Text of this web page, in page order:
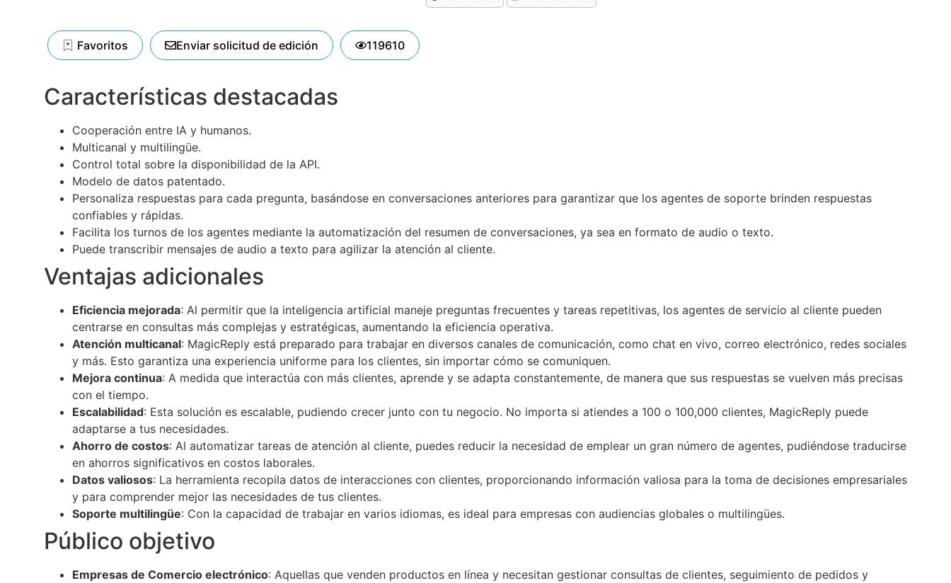
Favoritos Enviar solicitud de edición 119610
Características destacadas
Cooperación entre IA y humanos.
Multicanal y multilingüe.
Control total sobre la disponibilidad de la API.
Modelo de datos patentado.
Personaliza respuestas para cada pregunta, basándose en conversaciones anteriores para garantizar que los agentes de soporte brinden respuestas
confiables y rápidas.
Facilita los turnos de los agentes mediante la automatización del resumen de conversaciones, ya sea en formato de audio o texto.
Puede transcribir mensajes de audio a texto para agilizar la atención al cliente.
Ventajas adicionales
Eficiencia mejorada: Al permitir que la inteligencia artificial maneje preguntas frecuentes y tareas repetitivas, los agentes de servicio al cliente pueden
centrarse en consultas más complejas y estratégicas, aumentando la eficiencia operativa.
Atención multicanal: MagicReply está preparado para trabajar en diversos canales de comunicación, como chat en vivo, correo electrónico, redes sociales
y más. Esto garantiza una experiencia uniforme para los clientes, sin importar cómo se comuniquen.
Mejora continua: A medida que interactúa con más clientes, aprende y se adapta constantemente, de manera que sus respuestas se vuelven más precisas
con el tiempo.
Escalabilidad: Esta solución es escalable, pudiendo crecer junto con tu negocio. No importa si atiendes a 100 o 100,000 clientes, MagicReply puede
adaptarse a tus necesidades.
Ahorro de costos: Al automatizar tareas de atención al cliente, puedes reducir la necesidad de emplear un gran número de agentes, pudiéndose traducirse
en ahorros significativos en costos laborales.
Datos valiosos: La herramienta recopila datos de interacciones con clientes, proporcionando información valiosa para la toma de decisiones empresariales
y para comprender mejor las necesidades de tus clientes.
Soporte multilingüe: Con la capacidad de trabajar en varios idiomas, es ideal para empresas con audiencias globales o multilingües.
Público objetivo
Empresas de Comercio electrónico: Aquellas que venden productos en línea y necesitan gestionar consultas de clientes, seguimiento de pedidos y